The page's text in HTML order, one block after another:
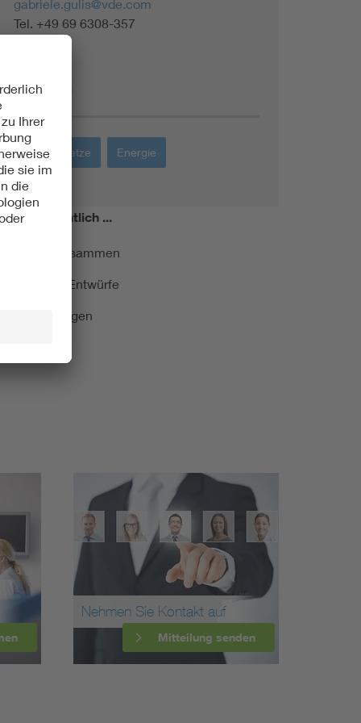
gabriele.gulis@vde.com
Tel. +49 69 6308-357
Themen
Energienetze Energie
Monatlich ...
kurz zusammen
und Entwürfe
Nehmen Sie Kontakt auf
Mitteilung senden